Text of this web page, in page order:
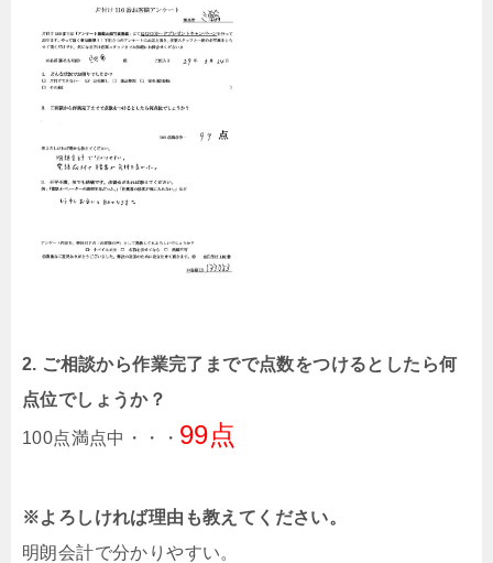
2. ご相談から作業完了までで点数をつけるとしたら何
点位でしょうか？
100点満点中・・・ 99点
※よろしければ理由も教えてください。
明朗会計で分かりやすい。